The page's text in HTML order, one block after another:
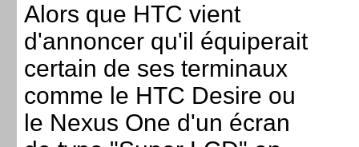
Alors que HTC vient
d'annoncer qu'il équiperait
certain de ses terminaux
comme le HTC Desire ou
le Nexus One d'un écran